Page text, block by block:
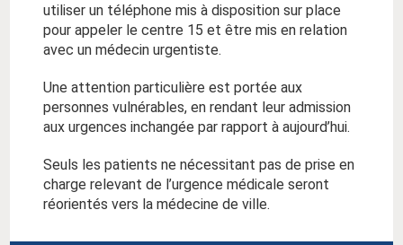
utiliser un téléphone mis à disposition sur place
pour appeler le centre 15 et être mis en relation
avec un médecin urgentiste.
Une attention particulière est portée aux
personnes vulnérables, en rendant leur admission
aux urgences inchangée par rapport à aujourd’hui.
Seuls les patients ne nécessitant pas de prise en
charge relevant de l’urgence médicale seront
réorientés vers la médecine de ville.